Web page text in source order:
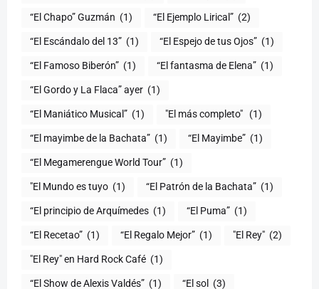
“El Chapo” Guzmán (1) “El Ejemplo Lirical” (2)
“El Escándalo del 13” (1) “El Espejo de tus Ojos” (1)
“El Famoso Biberón” (1) “El fantasma de Elena” (1)
“El Gordo y La Flaca” ayer (1)
“El Maniático Musical” (1) "El más completo" ​ (1)
“El mayimbe de la Bachata” (1) “El Mayimbe” (1)
“El Megamerengue World Tour” (1)
"El Mundo es tuyo (1) “El Patrón de la Bachata” (1)
“El principio de Arquímedes (1) “El Puma” (1)
“El Recetao” (1) “El Regalo Mejor” (1) "El Rey" (2)
"El Rey" en Hard Rock Café (1)
“El Show de Alexis Valdés” (1) “El sol (3)